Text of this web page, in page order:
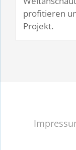
profitieren
Projekt.